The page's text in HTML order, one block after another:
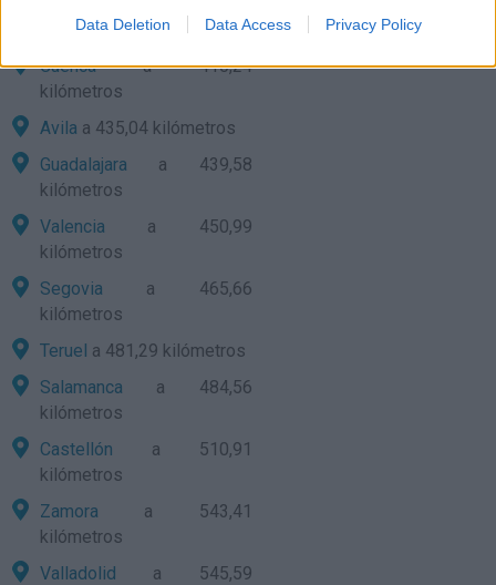
Data Deletion Data Access Privacy Policy
kilómetros
Cuencaa 410,24
kilómetros
Avila a 435,04 kilómetros
Guadalajara a 439,58
kilómetros
Valencia a 450,99
kilómetros
Segovia a 465,66
kilómetros
Teruel a 481,29 kilómetros
Salamanca a 484,56
kilómetros
Castellón a 510,91
kilómetros
Zamora a 543,41
kilómetros
Valladolid a 545,59